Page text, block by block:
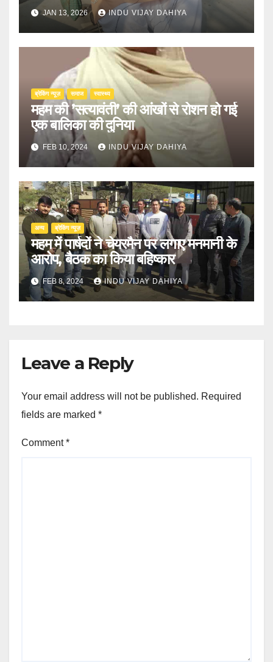
JAN 13, 2026 INDU VIJAY DAHIYA
ब्रेकिंग न्यूज़ समाज स्वास्थ्य
महम की ’सत्यावंती’ की आंखों से रोशन हो गई
एक बालिका की दुनिया
FEB 10, 2024 INDU VIJAY DAHIYA
अन्य ब्रेकिंग न्यूज़
महम में पार्षदों ने चेयरमैन पर लगाए मनमानी के
आरोप, बैठक का किया बहिष्कार
FEB 8, 2024 INDU VIJAY DAHIYA
Leave a Reply
Your email address will not be published. Required
fields are marked *
Comment*